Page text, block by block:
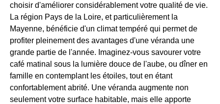
choisir d'améliorer considérablement votre qualité de vie.
La région Pays de la Loire, et particulièrement la
Mayenne, bénéficie d'un climat tempéré qui permet de
profiter pleinement des avantages d'une véranda une
grande partie de l'année. Imaginez-vous savourer votre
café matinal sous la lumière douce de l'aube, ou dîner en
famille en contemplant les étoiles, tout en étant
confortablement abrité. Une véranda augmente non
seulement votre surface habitable, mais elle apporte